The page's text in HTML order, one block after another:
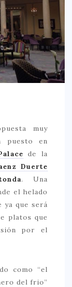
muy
puesto en
de la
Duerte
. Una
el helado
que será
platos que
por el
como “el
del frio”